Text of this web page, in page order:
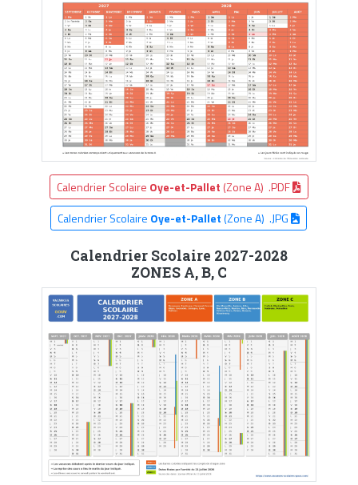
Calendrier Scolaire Oye-et-Pallet (Zone A) .PDF
Calendrier Scolaire Oye-et-Pallet(Zone A) .JPG
Calendrier Scolaire 2027-2028
ZONES A, B, C